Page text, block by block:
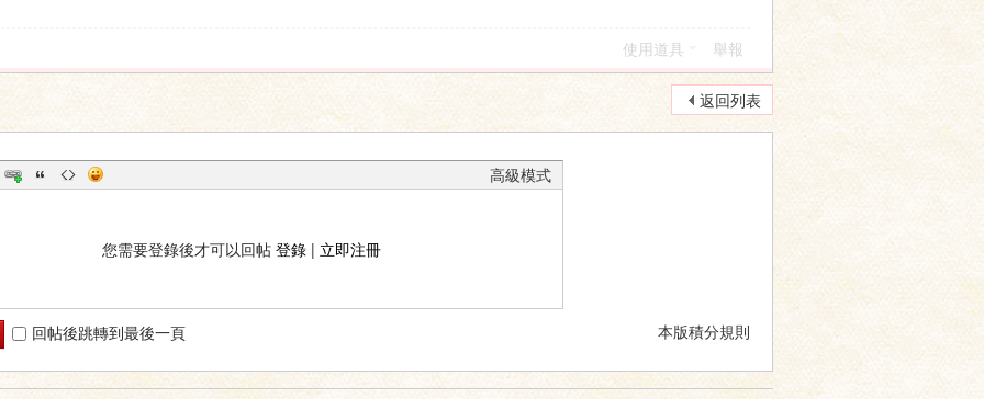
使用道具 舉報
返回列表
高級模式
您需要登錄後才可以回帖 登錄| 立即注冊
本版積分規則
回帖後跳轉到最後一頁